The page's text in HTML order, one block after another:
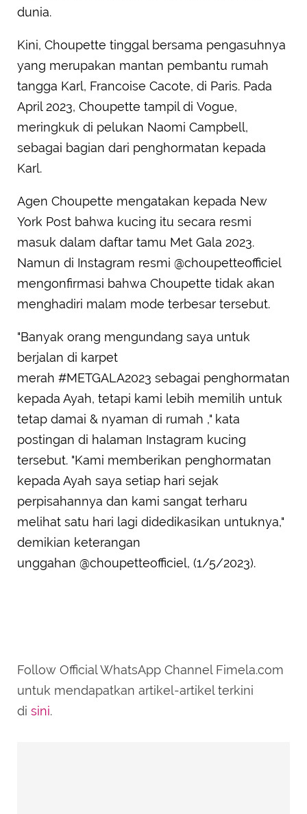
dunia.
Kini, Choupette tinggal bersama pengasuhnya
yang merupakan mantan pembantu rumah
tangga Karl, Francoise Cacote, di Paris. Pada
April 2023, Choupette tampil di Vogue,
meringkuk di pelukan Naomi Campbell,
sebagai bagian dari penghormatan kepada
Karl.
Agen Choupette mengatakan kepada New
York Post bahwa kucing itu secara resmi
masuk dalam daftar tamu Met Gala 2023.
Namun di Instagram resmi @choupetteofficiel
mengonfirmasi bahwa Choupette tidak akan
menghadiri malam mode terbesar tersebut.
"Banyak orang mengundang saya untuk
berjalan di karpet
merah #METGALA2023 sebagai penghormatan
kepada Ayah, tetapi kami lebih memilih untuk
tetap damai & nyaman di rumah ," kata
postingan di halaman Instagram kucing
tersebut. "Kami memberikan penghormatan
kepada Ayah saya setiap hari sejak
perpisahannya dan kami sangat terharu
melihat satu hari lagi didedikasikan untuknya,"
demikian keterangan
unggahan @choupetteofficiel, (1/5/2023).
Follow Official WhatsApp Channel Fimela.com
untuk mendapatkan artikel-artikel terkini
di sini.